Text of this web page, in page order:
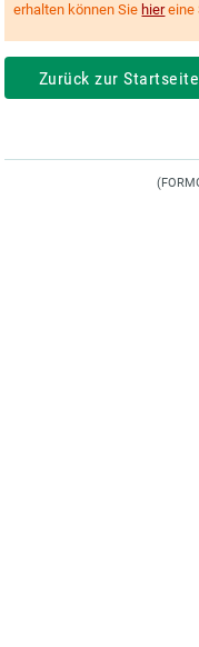
erhalten können Sie hiereine
Zurück zur Startseite